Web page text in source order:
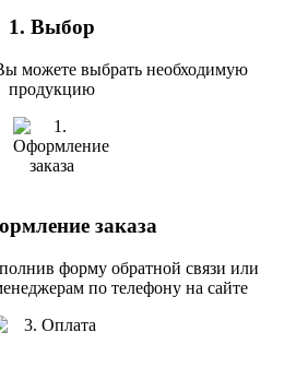
1. Выбор
можете выбрать необходимую
продукцию
заказа
форму обратной связи или
по телефону на сайте